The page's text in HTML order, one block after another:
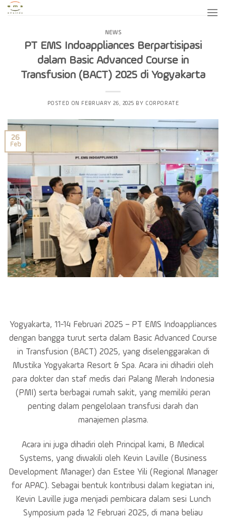
Skip
NEWS
PT EMS Indoappliances Berpartisipasi
dalam Basic Advanced Course in
Transfusion (BACT) 2025 di Yogyakarta
POSTED ON FEBRUARY 26, 2025 BY CORPORATE
26
Feb
Yogyakarta, 11-14 Februari 2025 – PT EMS Indoappliances
dengan bangga turut serta dalam Basic Advanced Course
in Transfusion (BACT) 2025, yang diselenggarakan di
Mustika Yogyakarta Resort & Spa. Acara ini dihadiri oleh
para dokter dan staf medis dari Palang Merah Indonesia
(PMI) serta berbagai rumah sakit, yang memiliki peran
penting dalam pengelolaan transfusi darah dan
manajemen plasma.
Acara ini juga dihadiri oleh Principal kami, B Medical
Systems, yang diwakili oleh Kevin Laville (Business
Development Manager) dan Estee Yili (Regional Manager
for APAC). Sebagai bentuk kontribusi dalam kegiatan ini,
Kevin Laville juga menjadi pembicara dalam sesi Lunch
Symposium pada 12 Februari 2025, di mana beliau